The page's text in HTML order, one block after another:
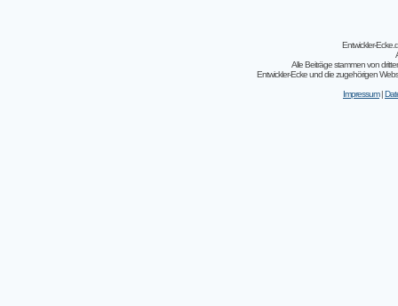
Entwickler-
Alle Beiträge stammen von
Entwickler-Ecke und die zugehörigen
Impressum|